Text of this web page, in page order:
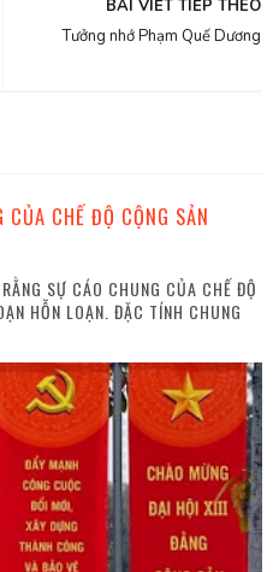
BÀI VIẾT TIẾP THEO
Tưởng nhớ Phạm Quế Dương
CHẾ ĐỘ CỘNG SẢN
SỰ CÁO CHUNG CỦA CHẾ ĐỘ
HỖN LOẠN. ĐẶC TÍNH CHUNG